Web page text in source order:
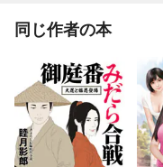
同じ作者の本